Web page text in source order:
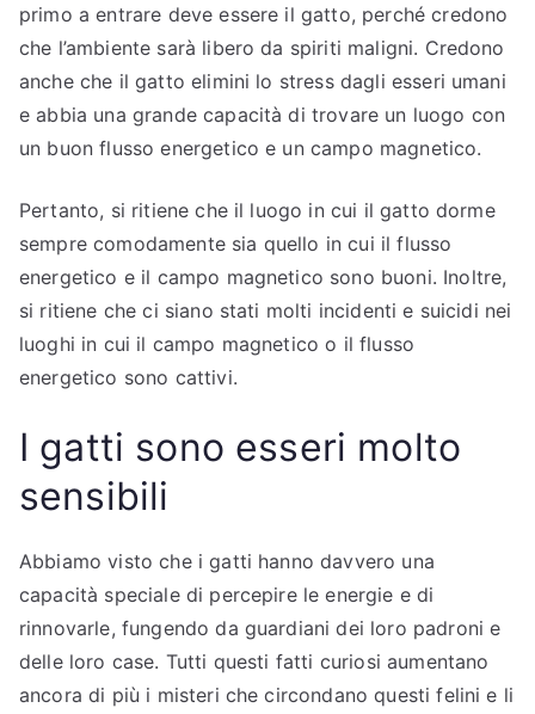
primo a entrare deve essere il gatto, perché credono
che l’ambiente sarà libero da spiriti maligni. Credono
anche che il gatto elimini lo stress dagli esseri umani
e abbia una grande capacità di trovare un luogo con
un buon flusso energetico e un campo magnetico.
Pertanto, si ritiene che il luogo in cui il gatto dorme
sempre comodamente sia quello in cui il flusso
energetico e il campo magnetico sono buoni. Inoltre,
si ritiene che ci siano stati molti incidenti e suicidi nei
luoghi in cui il campo magnetico o il flusso
energetico sono cattivi.
I gatti sono esseri molto
sensibili
Abbiamo visto che i gatti hanno davvero una
capacità speciale di percepire le energie e di
rinnovarle, fungendo da guardiani dei loro padroni e
delle loro case. Tutti questi fatti curiosi aumentano
ancora di più i misteri che circondano questi felini e li